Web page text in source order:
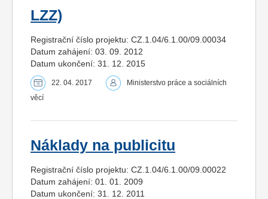
LZZ)
Registrační číslo projektu: CZ.1.04/6.1.00/09.00034
Datum zahájení: 03. 09. 2012
Datum ukončení: 31. 12. 2015
22. 04. 2017
Ministerstvo práce a sociálních
věcí
Náklady na publicitu
Registrační číslo projektu: CZ.1.04/6.1.00/09.00022
Datum zahájení: 01. 01. 2009
Datum ukončení: 31. 12. 2011